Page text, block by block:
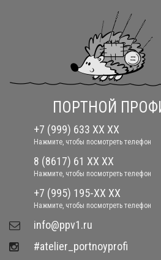
ПОРТНОЙ
+7 (999) 633 XX XX
Нажмите, чтобы посмотреть телефон
8 (8617) 61 XX XX
Нажмите, чтобы посмотреть телефон
+7 (995) 195-XX XX
Нажмите, чтобы посмотреть телефон
​info@ppv1.ru
#atelier_portnoyprofi